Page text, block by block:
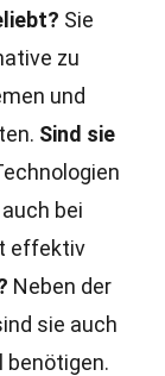
Sie
zu
und
Sind sie
bei
effektiv
Neben der
sie auch
benötigen.